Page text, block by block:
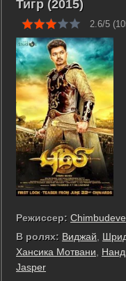
Тигр (2015)
2.6/5 (
Режиссер:
В ролях: Виджай,
Хансика Мотвани,
Jasper